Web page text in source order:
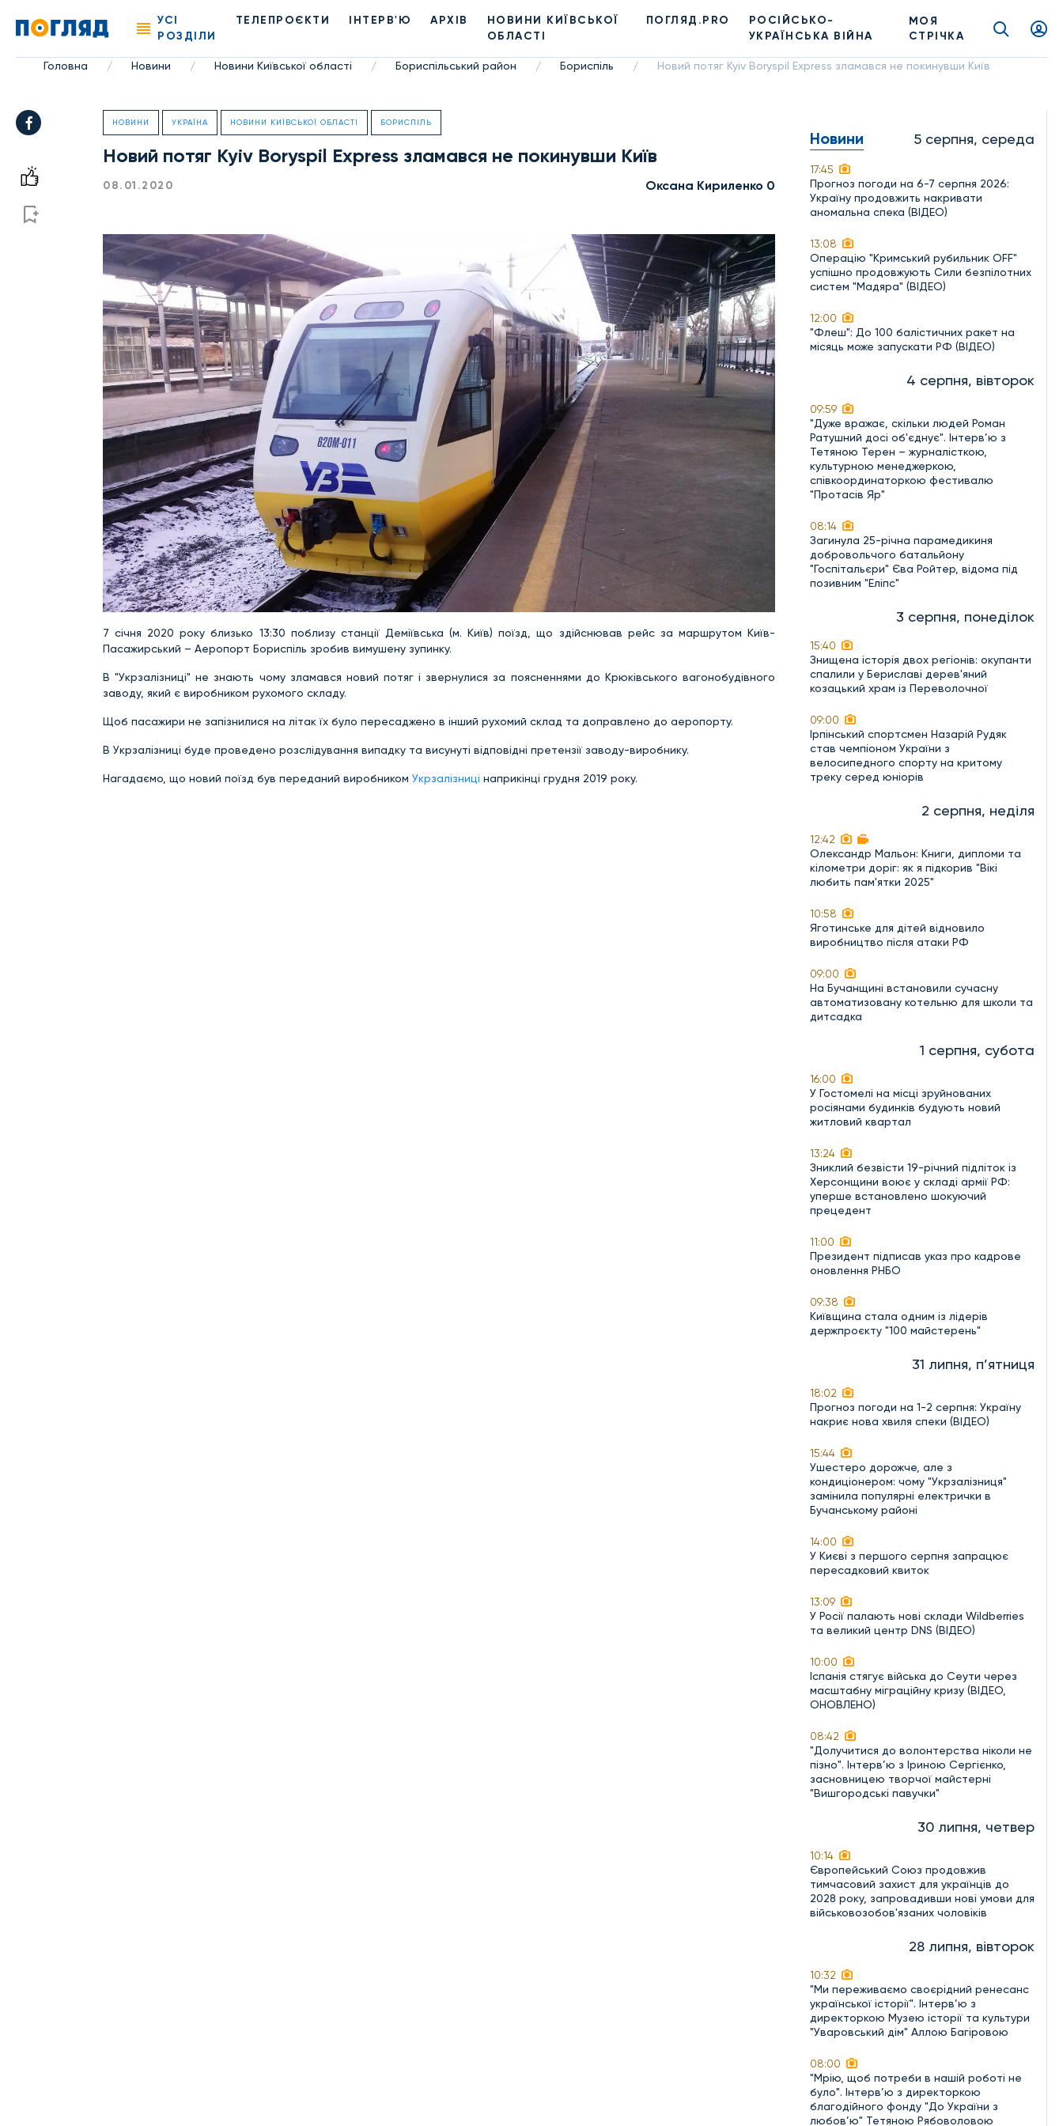
УСІ
РОЗДІЛИ
ТЕЛЕПРОЄКТИ ІНТЕРВ'Ю АРХІВ
НОВИНИ КИЇВСЬКОЇ
ОБЛАСТІ
ПОГЛЯД.PRO
РОСІЙСЬКО-
УКРАЇНСЬКА ВІЙНА
МОЯ
СТРІЧКА
Головна / Новини / Новини Київської області / Бориспільський район / Бориспіль / Новий потяг Kyiv Boryspil Express зламався не покинувши Київ
НОВИНИ УКРАЇНА НОВИНИ КИЇВСЬКОЇ ОБЛАСТІ БОРИСПІЛЬ
Новий потяг Kyiv Boryspil Express зламався не покинувши Київ
08.01.2020 Оксана Кириленко 0
7 січня 2020 року близько 13:30 поблизу станції Деміївська (м. Київ) поїзд, що здійснював рейс за маршрутом Київ-
Пасажирський – Аеропорт Бориспіль зробив вимушену зупинку.
В "Укрзалізниці" не знають чому зламався новий потяг і звернулися за поясненнями до Крюківського вагонобудівного
заводу, який є виробником рухомого складу.
Щоб пасажири не запізнилися на літак їх було пересаджено в інший рухомий склад та доправлено до аеропорту.
В Укрзалізниці буде проведено розслідування випадку та висунуті відповідні претензії заводу-виробнику.
Нагадаємо, що новий поїзд був переданий виробником Укрзалізниці наприкінці грудня 2019 року.
Новини 5 серпня, середа
17:45
Прогноз погоди на 6-7 серпня 2026:
Україну продовжить накривати
аномальна спека (ВІДЕО)
13:08
Операцію "Кримський рубильник OFF"
успішно продовжують Сили безпілотних
систем "Мадяра" (ВІДЕО)
12:00
"Флеш": До 100 балістичних ракет на
місяць може запускати РФ (ВІДЕО)
4 серпня, вівторок
09:59
"Дуже вражає, скільки людей Роман
Ратушний досі об'єднує". Інтерв’ю з
Тетяною Терен – журналісткою,
культурною менеджеркою,
співкоординаторкою фестивалю
"Протасів Яр"
08:14
Загинула 25-річна парамедикиня
добровольчого батальйону
"Госпітальєри" Єва Ройтер, відома під
позивним "Еліпс"
3 серпня, понеділок
15:40
Знищена історія двох регіонів: окупанти
спалили у Бериславі дерев'яний
козацький храм із Переволочної
09:00
Ірпінський спортсмен Назарій Рудяк
став чемпіоном України з
велосипедного спорту на критому
треку серед юніорів
2 серпня, неділя
12:42
Олександр Мальон: Книги, дипломи та
кілометри доріг: як я підкорив "Вікі
любить пам'ятки 2025"
10:58
Яготинське для дітей відновило
виробництво після атаки РФ
09:00
На Бучанщині встановили сучасну
автоматизовану котельню для школи та
дитсадка
1 серпня, субота
16:00
У Гостомелі на місці зруйнованих
росіянами будинків будують новий
житловий квартал
13:24
Зниклий безвісти 19-річний підліток із
Херсонщини воює у складі армії РФ:
уперше встановлено шокуючий
прецедент
11:00
Президент підписав указ про кадрове
оновлення РНБО
09:38
Київщина стала одним із лідерів
держпроєкту "100 майстерень"
31 липня, п’ятниця
18:02
Прогноз погоди на 1-2 серпня: Україну
накриє нова хвиля спеки (ВІДЕО)
15:44
Ушестеро дорожче, але з
кондиціонером: чому "Укрзалізниця"
замінила популярні електрички в
Бучанському районі
14:00
У Києві з першого серпня запрацює
пересадковий квиток
13:09
У Росії палають нові склади Wildberries
та великий центр DNS (ВІДЕО)
10:00
Іспанія стягує війська до Сеути через
масштабну міграційну кризу (ВІДЕО,
ОНОВЛЕНО)
08:42
"Долучитися до волонтерства ніколи не
пізно". Інтерв’ю з Іриною Сергієнко,
засновницею творчої майстерні
"Вишгородські павучки"
30 липня, четвер
10:14
Європейський Союз продовжив
тимчасовий захист для українців до
2028 року, запровадивши нові умови для
військовозобов'язаних чоловіків
28 липня, вівторок
10:32
"Ми переживаємо своєрідний ренесанс
української історії". Інтерв’ю з
директоркою Музею історії та культури
"Уваровський дім" Аллою Багіровою
08:00
"Мрію, щоб потреби в нашій роботі не
було". Інтерв’ю з директоркою
благодійного фонду "До України з
любов’ю" Тетяною Рябоволовою